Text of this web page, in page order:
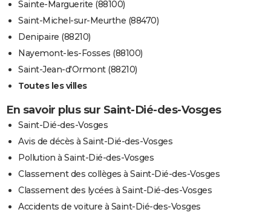
Sainte-Marguerite (88100)
Saint-Michel-sur-Meurthe (88470)
Denipaire (88210)
Nayemont-les-Fosses (88100)
Saint-Jean-d'Ormont (88210)
Toutes les villes
En savoir plus sur Saint-Dié-des-Vosges
Saint-Dié-des-Vosges
Avis de décès à Saint-Dié-des-Vosges
Pollution à Saint-Dié-des-Vosges
Classement des collèges à Saint-Dié-des-Vosges
Classement des lycées à Saint-Dié-des-Vosges
Accidents de voiture à Saint-Dié-des-Vosges